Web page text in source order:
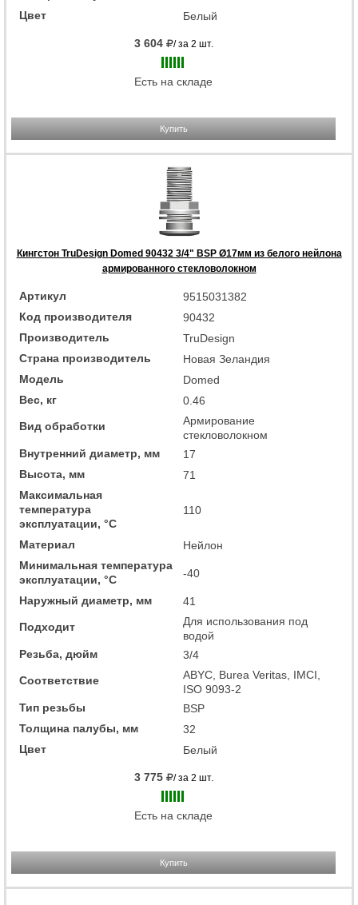
Цвет
Белый
3 604 / за 2 шт.
Есть на складе
Купить
Кингстон TruDesign Domed 90432 3/4" BSP Ø17мм из белого нейлона
армированного стекловолокном
Артикул
9515031382
Код производителя
90432
Производитель
TruDesign
Страна производитель
Новая Зеландия
Модель
Domed
Вес, кг
0.46
Вид обработки
Армирование
стекловолокном
Внутренний диаметр, мм
17
Высота, мм
71
Максимальная
температура
эксплуатации, °C
110
Материал
Нейлон
Минимальная температура
эксплуатации, °C
-40
Наружный диаметр, мм
41
Подходит
Для использования под
водой
Резьба, дюйм
3/4
Соответствие
ABYC, Burea Veritas, IMCI,
ISO 9093-2
Тип резьбы
BSP
Толщина палубы, мм
32
Цвет
Белый
3 775 / за 2 шт.
Есть на складе
Купить